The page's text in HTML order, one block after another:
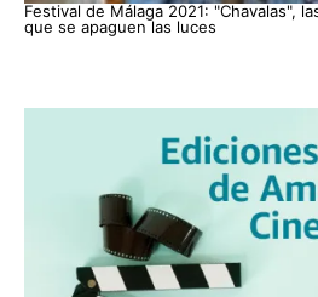
Festival de Málaga 2021: "Chavalas",
que se apaguen las luces